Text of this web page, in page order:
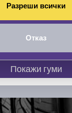
Разреши всички
Отказ
Покажи гуми